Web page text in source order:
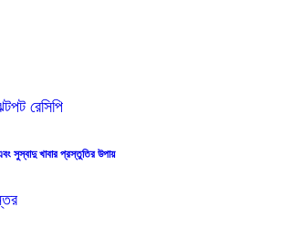
সুস্বাদু খাবার প্রস্তুতির উপায়